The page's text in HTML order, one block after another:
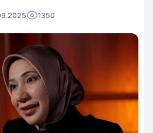
1350